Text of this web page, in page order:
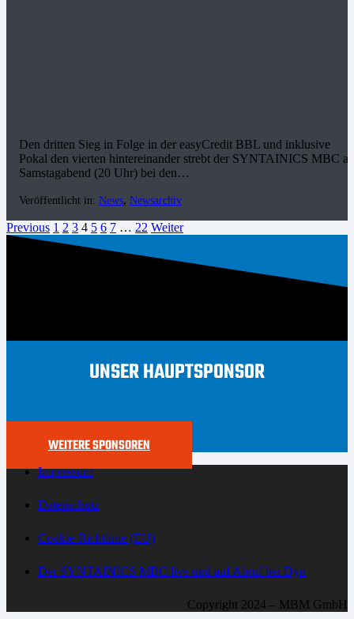
Den dritten Sieg in Folge in der easyCredit BBL und inklusive
Pokal den vierten hintereinander strebt der SYNTAINICS MBC
Samstagabend (20 Uhr) bei den…
Veröffentlicht in: News, Newsarchiv
Previous 1 2 3 4 5 6 7 … 22 Weiter
UNSER HAUPTSPONSOR
WEITERE SPONSOREN
Impressum
Datenschutz
Cookie-Richtlinie (EU)
Der SYNTAINICS MBC live und auf Abruf bei Dyn
Copyright 2024 – MBM GmbH